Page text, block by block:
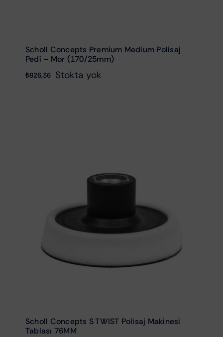
Scholl Concepts Premium Medium Polisaj
Pedi – Mor (170/25mm)
₺826,36 Stokta yok
Scholl Concepts S TWIST Polisaj Makinesi
Tablası 76MM